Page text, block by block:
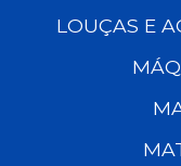
LOUÇAS E